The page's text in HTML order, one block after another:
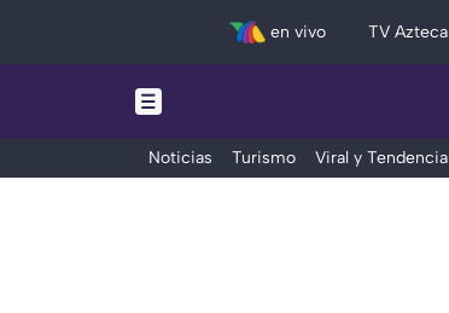
en vivo TV Azteca
Noticias Turismo Viral y Tendencia